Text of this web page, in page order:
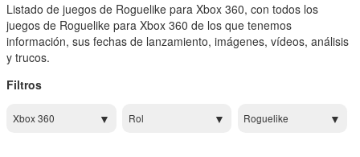
Listado de juegos de Roguelike para Xbox 360, con todos los
juegos de Roguelike para Xbox 360 de los que tenemos
información, sus fechas de lanzamiento, imágenes, vídeos, análisis
y trucos.
Filtros
Xbox 360 Rol Roguelike